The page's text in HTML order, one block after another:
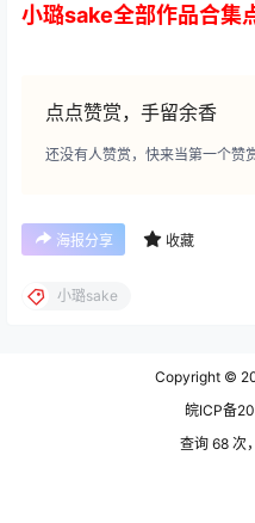
小璐sake全部作品合集
点点赞赏，手留余香
还没有人赞赏，快来当第一个赞
海报分享 收藏
小璐sake
Copyright ©
皖ICP备
查询 68 次